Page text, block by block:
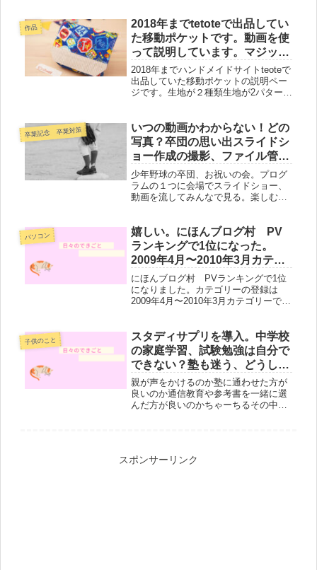
ストの動画を見ました。ふんわりした
鉛筆のライン。かわいい子供のフォル
ム...
作品
2018年までtetoteで出品してい
た移動ポケットです。動画を使
って説明しています。マジック
テープ面ファスナーなし。２種
類の生地を使って組みわせてい
ます。
2018年までハンドメイドサイトteoteで
出品していた移動ポケットの説明ペー
ジです。生地が２種類生地が2パター
柄が分かれています。マジックテープ
面ファスナー留め具はありま...
卒業記念 卒業対策
いつの動画かわからない！どの
写真？卒団の思い出スライドシ
ョー作成の撮影、ファイル管
理、作業内容、大変だったこ
と、DVD、ブルーレイ、動画作
成
少年野球の卒団、お祝いの会。プログ
ラムの１つに会場でスライドショー、
動画を流してみんなで見る。楽しむ。
る。残す。撮影をしてデータをチェッ
クして集めて編集して書き出し
て。。。...
パソコン
嬉しい。にほんブログ村 PV
ランキングで1位になった。
2009年4月〜2010年3月カテゴ
リーに登録。一瞬だとしても嬉
しい
にほんブログ村 PVランキングで1位
になりました。カテゴリーの登録は
2009年4月〜2010年3月カテゴリーで
た時のこと。ブログランキングに登録
したこと。ブログを見直したと...
子供のこと
スタディサプリを導入。中学校
の家庭学習、試験勉強は自分で
できない？塾も迷う、どうしよ
う。塾なしでいけるのか
親が声をかけるのか塾に通わせた方が
良いのか通信教育や参考書を一緒に選
んだ方が良いのかちゃーちるその中の
た...
スポンサーリンク